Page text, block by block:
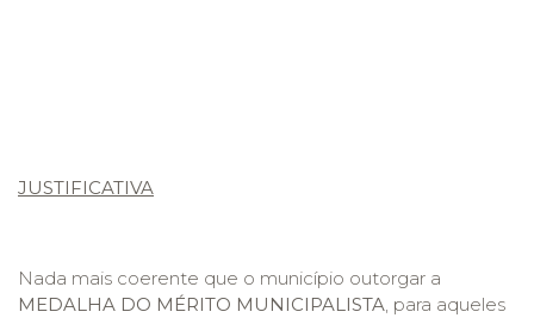
JUSTIFICATIVA
Nada mais coerente que o município outorgar a
MEDALHA DO MÉRITO MUNICIPALISTA, para aqueles